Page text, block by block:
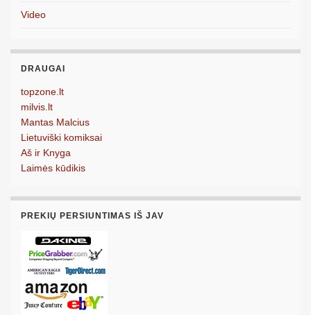
Video
DRAUGAI
topzone.lt
milvis.lt
Mantas Malcius
Lietuviški komiksai
Aš ir Knyga
Laimės kūdikis
PREKIŲ PERSIUNTIMAS IŠ JAV